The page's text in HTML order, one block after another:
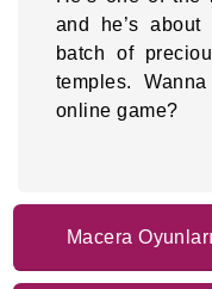
and he’s
batch of
temples.
online game?
Macera Oyunları